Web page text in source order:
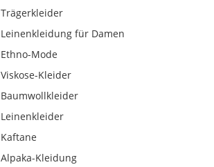
Trägerkleider
Leinenkleidung für Damen
Ethno-Mode
Viskose-Kleider
Baumwollkleider
Leinenkleider
Kaftane
Alpaka-Kleidung